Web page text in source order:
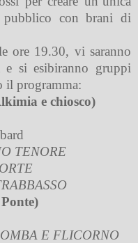
con brani di
ore 19.30, vi saranno
e si esibiranno gruppi
il programma:
e chiosco)
TENORE
E FLICORNO